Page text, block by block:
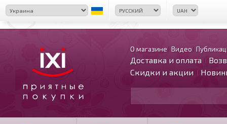
О магазине Видео
Доставка и оплата
Скидки и акции